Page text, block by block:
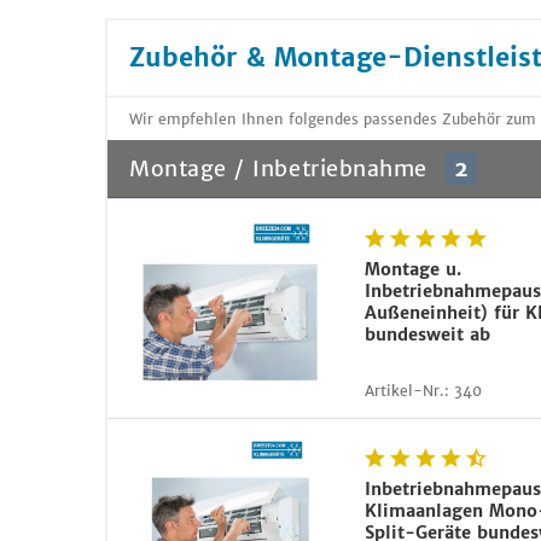
Zubehör & Montage-
Wir empfehlen Ihnen folgendes passendes Zubehör
Montage / Inbetriebnahme 2
Montage u.
Außeneinheit) für
bundesweit ab
Artikel-Nr.: 340
Klimaanlagen
Split-Geräte